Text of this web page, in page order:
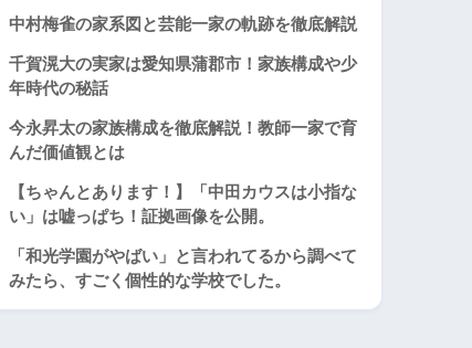
中村梅雀の家系図と芸能一家の軌跡を徹底解説
千賀滉大の実家は愛知県蒲郡市！家族構成や少
年時代の秘話
今永昇太の家族構成を徹底解説！教師一家で育
んだ価値観とは
【ちゃんとあります！】「中田カウスは小指な
い」は嘘っぱち！証拠画像を公開。
「和光学園がやばい」と言われてるから調べて
みたら、すごく個性的な学校でした。